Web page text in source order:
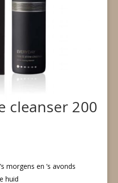
cleanser 200
morgens en ’s avonds
huid